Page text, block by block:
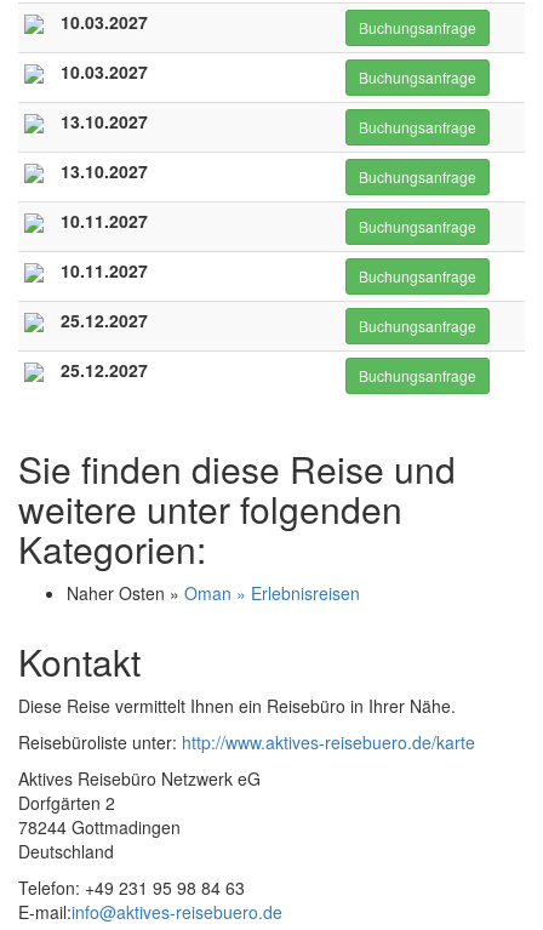
10.03.2027 Buchungsanfrage
10.03.2027 Buchungsanfrage
13.10.2027 Buchungsanfrage
13.10.2027 Buchungsanfrage
10.11.2027 Buchungsanfrage
10.11.2027 Buchungsanfrage
25.12.2027 Buchungsanfrage
25.12.2027 Buchungsanfrage
Sie finden diese Reise und
weitere unter folgenden
Kategorien:
Naher Osten » Oman » Erlebnisreisen
Kontakt
Diese Reise vermittelt Ihnen ein Reisebüro in Ihrer Nähe.
Reisebüroliste unter: http://www.aktives-reisebuero.de/karte
Aktives Reisebüro Netzwerk eG
Dorfgärten 2
78244 Gottmadingen
Deutschland
Telefon: +49 231 95 98 84 63
E-mail:info@aktives-reisebuero.de